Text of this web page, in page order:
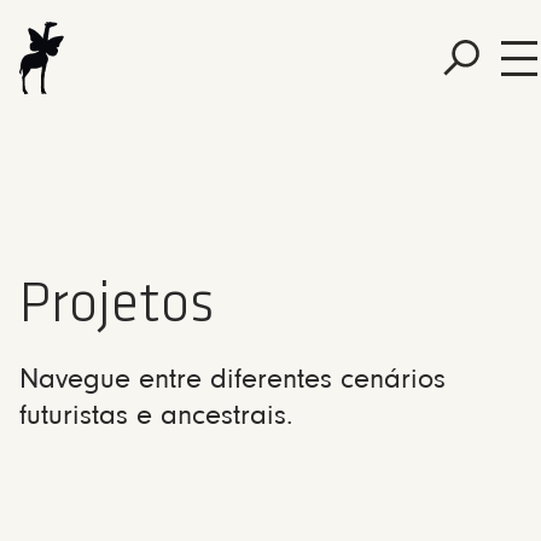
Projetos
Navegue entre diferentes cenários
futuristas e ancestrais.